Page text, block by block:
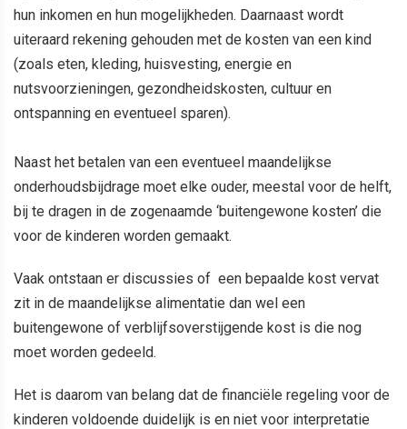
hun inkomen en hun mogelijkheden. Daarnaast wordt
uiteraard rekening gehouden met de kosten van een kind
(zoals eten, kleding, huisvesting, energie en
nutsvoorzieningen, gezondheidskosten, cultuur en
ontspanning en eventueel sparen).
Naast het betalen van een eventueel maandelijkse
onderhoudsbijdrage moet elke ouder, meestal voor de helft,
bij te dragen in de zogenaamde ‘buitengewone kosten’ die
voor de kinderen worden gemaakt.
Vaak ontstaan er discussies of een bepaalde kost vervat
zit in de maandelijkse alimentatie dan wel een
buitengewone of verblijfsoverstijgende kost is die nog
moet worden gedeeld.
Het is daarom van belang dat de financiële regeling voor de
kinderen voldoende duidelijk is en niet voor interpretatie